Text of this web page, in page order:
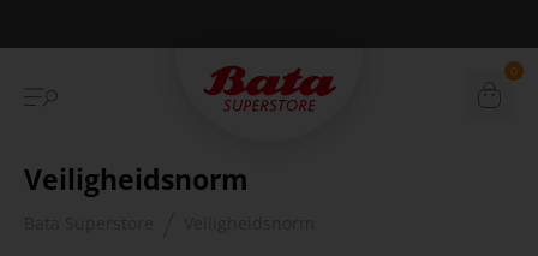
Betaal achteraf met Klarna 0
Veiligheidsnorm